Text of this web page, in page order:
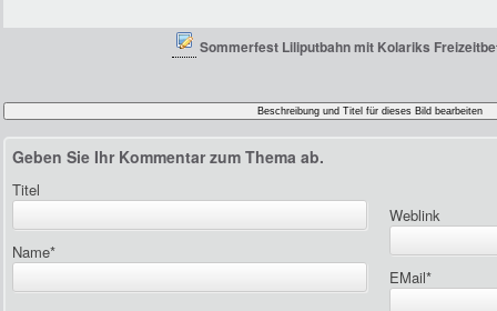
Sommerfest Liliputbahn mit Kolariks
Geben Sie Ihr Kommentar zum Thema ab.
Titel
Weblink
Name*
EMail*